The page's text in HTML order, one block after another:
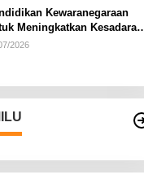
Kewaranegaraan
Meningkatkan Kesadaran
dan Bernegara di…
2026